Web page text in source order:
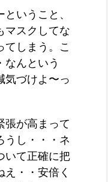
いうこと、
マスクしてな
てしまう。こ
なんという
気づけよ〜っ
張が高まって
うし・・・ネ
いて正確に把
・・安倍く